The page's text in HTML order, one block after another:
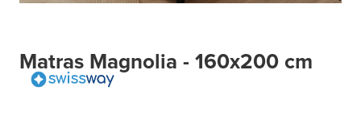
Matras Magnolia - 160x200 cm